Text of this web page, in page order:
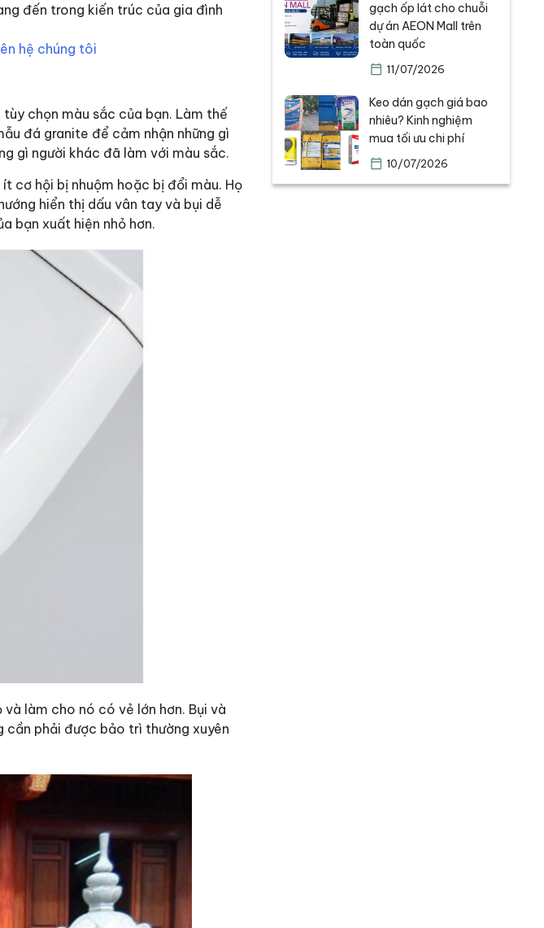
đến trong kiến trúc của gia đình
hệ chúng tôi
chọn màu sắc của bạn. Làm thế
đá granite để cảm nhận những gì
gì người khác đã làm với màu sắc.
cơ hội bị nhuộm hoặc bị đổi màu. Họ
hiển thị dấu vân tay và bụi dễ
bạn xuất hiện nhỏ hơn.
làm cho nó có vẻ lớn hơn. Bụi và
cần phải được bảo trì thường xuyên
gạch ốp lát cho chuỗi
dự án AEON Mall trên
toàn quốc
11/07/2026
Keo dán gạch giá bao
nhiêu? Kinh nghiệm
mua tối ưu chi phí
10/07/2026